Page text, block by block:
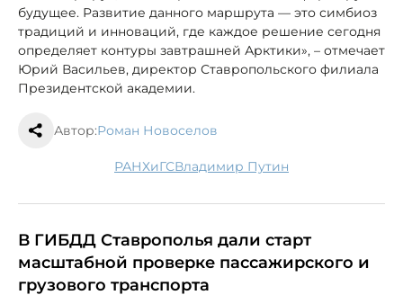
будущее. Развитие данного маршрута — это симбиоз
традиций и инноваций, где каждое решение сегодня
определяет контуры завтрашней Арктики», – отмечает
Юрий Васильев, директор Ставропольского филиала
Президентской академии.
Автор:Роман Новоселов
РАНХиГС Владимир Путин
В ГИБДД Ставрополья дали старт
масштабной проверке пассажирского и
грузового транспорта